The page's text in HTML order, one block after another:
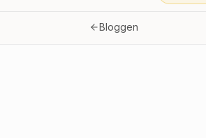
Bloggen